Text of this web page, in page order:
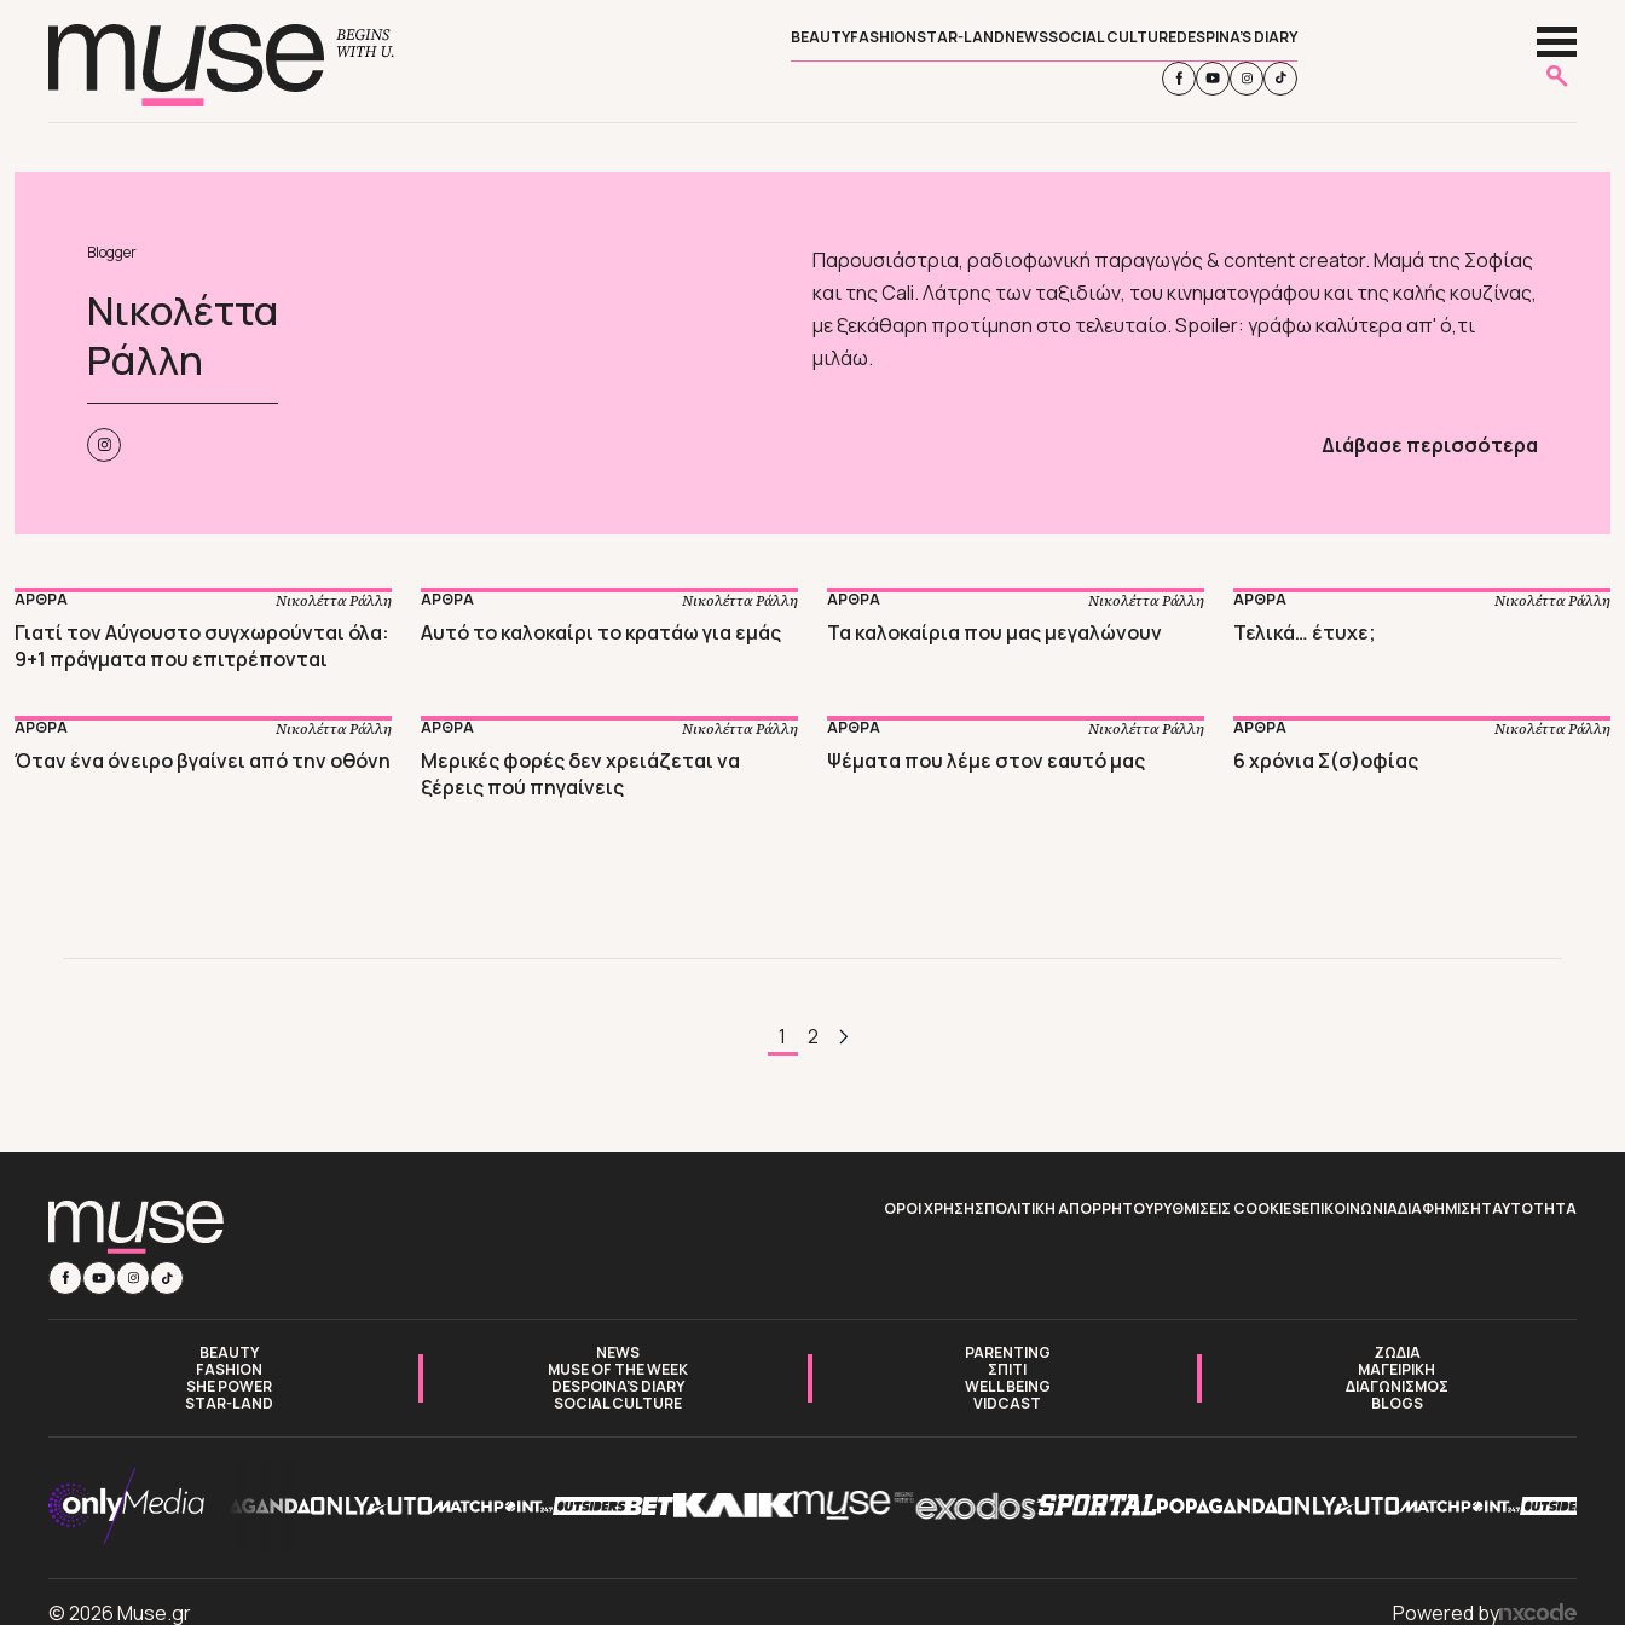
BEAUTYFASHIONSTAR-LANDNEWSSOCIAL CULTUREDESPINA’S DIARY
Blogger
Νικολέττα
Ράλλη
Παρουσιάστρια, ραδιοφωνική παραγωγός & content creator. Μαμά της Σοφίας
και της Cali. Λάτρης των ταξιδιών, του κινηματογράφου και της καλής κουζίνας,
με ξεκάθαρη προτίμηση στο τελευταίο. Spoiler: γράφω καλύτερα απ' ό,τι
μιλάω.
Διάβασε περισσότερα
ΑΡΘΡΑ Νικολέττα Ράλλη
Γιατί τον Αύγουστο συγχωρούνται όλα:
9+1 πράγματα που επιτρέπονται
ΑΡΘΡΑ Νικολέττα Ράλλη
Αυτό το καλοκαίρι το κρατάω για εμάς
ΑΡΘΡΑ Νικολέττα Ράλλη
Τα καλοκαίρια που μας μεγαλώνουν
ΑΡΘΡΑ Νικολέττα Ράλλη
Τελικά… έτυχε;
ΑΡΘΡΑ Νικολέττα Ράλλη
Όταν ένα όνειρο βγαίνει από την οθόνη
ΑΡΘΡΑ Νικολέττα Ράλλη
Μερικές φορές δεν χρειάζεται να
ξέρεις πού πηγαίνεις
ΑΡΘΡΑ Νικολέττα Ράλλη
Ψέματα που λέμε στον εαυτό μας
ΑΡΘΡΑ Νικολέττα Ράλλη
6 χρόνια Σ(σ)οφίας
1 2
ΟΡΟΙ ΧΡΗΣΗΣΠΟΛΙΤΙΚΗ ΑΠΟΡΡΗΤΟΥΡΥΘΜΙΣΕΙΣ COOKIESΕΠΙΚΟΙΝΩΝΙΑΔΙΑΦΗΜΙΣΗTAYTOTHTA
BEAUTY
FASHION
SHE POWER
STAR-LAND
NEWS
MUSE OF THE WEEK
DESPOINA’S DIARY
SOCIAL CULTURE
PARENTING
ΣΠΙΤΙ
WELL BEING
VIDCAST
ΖΩΔΙΑ
ΜΑΓΕΙΡΙΚΗ
ΔΙΑΓΩΝΙΣΜΟΣ
BLOGS
© 2026 Muse.gr Powered by